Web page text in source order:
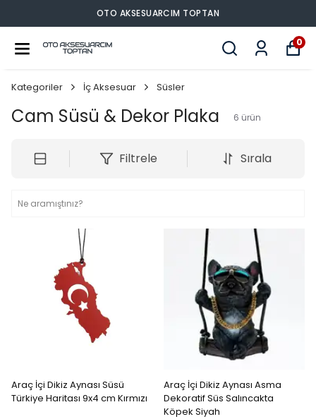
OTO AKSESUARCIM TOPTAN
0
Kategoriler İç Aksesuar Süsler
Cam Süsü & Dekor Plaka 6 ürün
Filtrele Sırala
Araç İçi Dikiz Aynası Süsü
Türkiye Haritası 9x4 cm Kırmızı
Araç İçi Dikiz Aynası Asma
Dekoratif Süs Salıncakta
Köpek Siyah